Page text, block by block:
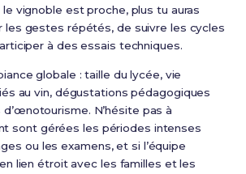
vignoble est proche, plus tu auras
les gestes répétés, de suivre les cycles
à des essais techniques.
globale : taille du lycée, vie
au vin, dégustations pédagogiques
N’hésite pas à
sont gérées les périodes intenses
ou les examens, et si l’équipe
lien étroit avec les familles et les